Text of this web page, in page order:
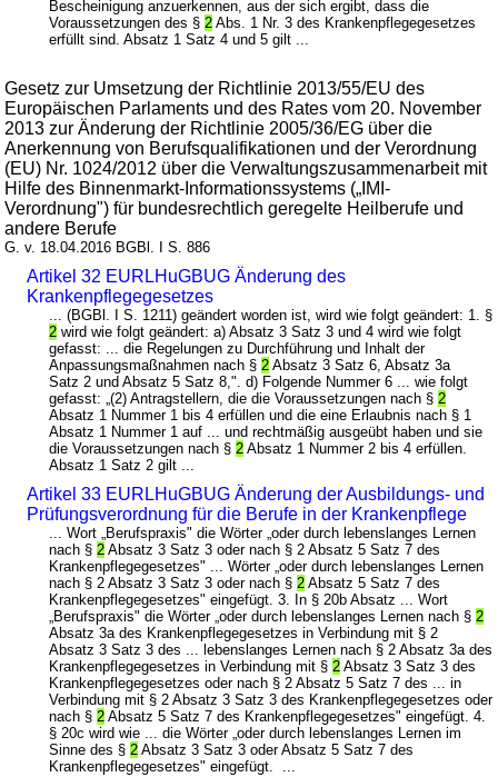
Bescheinigung anzuerkennen, aus der sich ergibt, dass die
Voraussetzungen des § 2 Abs. 1 Nr. 3 des Krankenpflegegesetzes
erfüllt sind. Absatz 1 Satz 4 und 5 gilt ...
Gesetz zur Umsetzung der Richtlinie 2013/55/EU des
Europäischen Parlaments und des Rates vom 20. November
2013 zur Änderung der Richtlinie 2005/36/EG über die
Anerkennung von Berufsqualifikationen und der Verordnung
(EU) Nr. 1024/2012 über die Verwaltungszusammenarbeit mit
Hilfe des Binnenmarkt-Informationssystems („IMI-
Verordnung") für bundesrechtlich geregelte Heilberufe und
andere Berufe
G. v. 18.04.2016 BGBl. I S. 886
Artikel 32 EURLHuGBUG Änderung des
Krankenpflegegesetzes
... (BGBl. I S. 1211) geändert worden ist, wird wie folgt geändert: 1. §
2 wird wie folgt geändert: a) Absatz 3 Satz 3 und 4 wird wie folgt
gefasst: ... die Regelungen zu Durchführung und Inhalt der
Anpassungsmaßnahmen nach § 2 Absatz 3 Satz 6, Absatz 3a
Satz 2 und Absatz 5 Satz 8,". d) Folgende Nummer 6 ... wie folgt
gefasst: „(2) Antragstellern, die die Voraussetzungen nach § 2
Absatz 1 Nummer 1 bis 4 erfüllen und die eine Erlaubnis nach § 1
Absatz 1 Nummer 1 auf ... und rechtmäßig ausgeübt haben und sie
die Voraussetzungen nach § 2 Absatz 1 Nummer 2 bis 4 erfüllen.
Absatz 1 Satz 2 gilt ...
Artikel 33 EURLHuGBUG Änderung der Ausbildungs- und
Prüfungsverordnung für die Berufe in der Krankenpflege
... Wort „Berufspraxis" die Wörter „oder durch lebenslanges Lernen
nach § 2 Absatz 3 Satz 3 oder nach § 2 Absatz 5 Satz 7 des
Krankenpflegegesetzes" ... Wörter „oder durch lebenslanges Lernen
nach § 2 Absatz 3 Satz 3 oder nach § 2 Absatz 5 Satz 7 des
Krankenpflegegesetzes" eingefügt. 3. In § 20b Absatz ... Wort
„Berufspraxis" die Wörter „oder durch lebenslanges Lernen nach § 2
Absatz 3a des Krankenpflegegesetzes in Verbindung mit § 2
Absatz 3 Satz 3 des ... lebenslanges Lernen nach § 2 Absatz 3a des
Krankenpflegegesetzes in Verbindung mit § 2 Absatz 3 Satz 3 des
Krankenpflegegesetzes oder nach § 2 Absatz 5 Satz 7 des ... in
Verbindung mit § 2 Absatz 3 Satz 3 des Krankenpflegegesetzes oder
nach § 2 Absatz 5 Satz 7 des Krankenpflegegesetzes" eingefügt. 4.
§ 20c wird wie ... die Wörter „oder durch lebenslanges Lernen im
Sinne des § 2 Absatz 3 Satz 3 oder Absatz 5 Satz 7 des
Krankenpflegegesetzes" eingefügt. ...